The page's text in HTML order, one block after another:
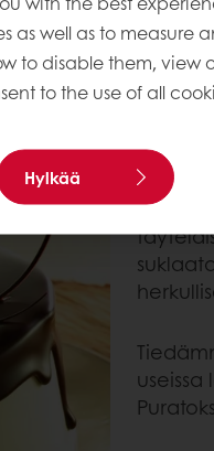
as well as to measure
to disable them, view
to the use of all
Hylkää